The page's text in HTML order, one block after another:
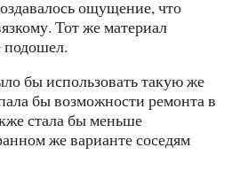
ощущение, что
Тот же материал
бы использовать такую же
бы возможности ремонта в
стала бы меньше
же варианте соседям